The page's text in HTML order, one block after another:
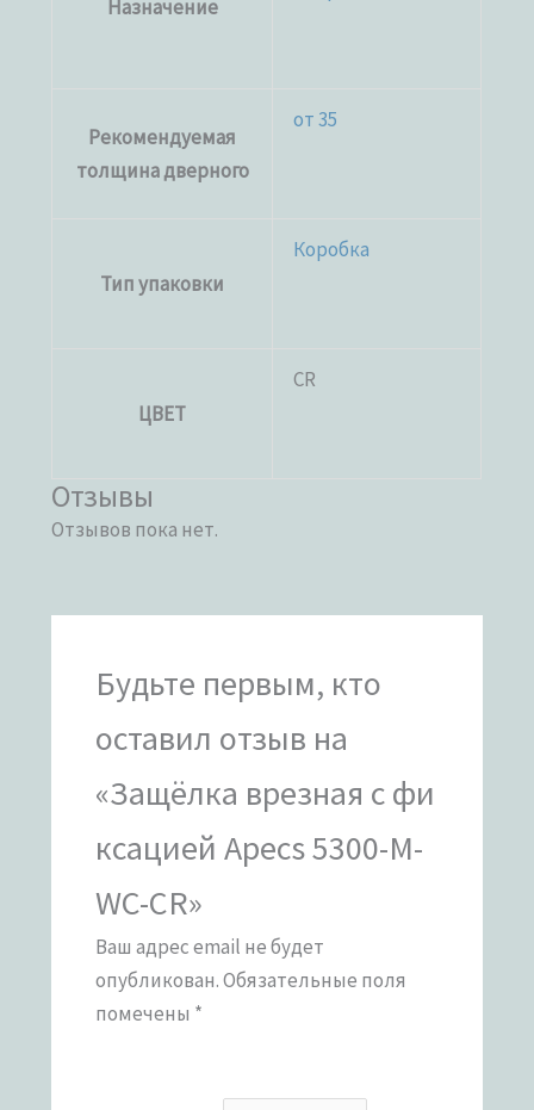
Назначение
Рекомендуемая
толщина дверного
от 35
Тип упаковки
Коробка
ЦВЕТ
CR
Отзывы
Отзывов пока нет.
Будьте первым, кто
оставил отзыв на
«Защёлка врезная с фи
ксацией Apecs 5300-M-
WC-CR»
Ваш адрес email не будет
опубликован.Обязательные поля
помечены *